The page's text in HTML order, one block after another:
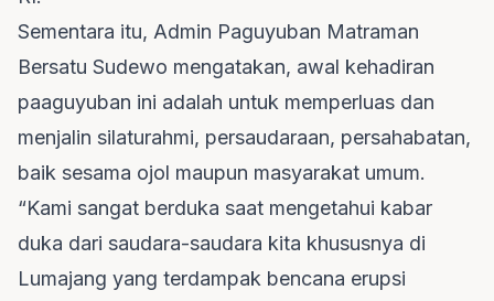
Sementara itu, Admin Paguyuban Matraman
Bersatu Sudewo mengatakan, awal kehadiran
paaguyuban ini adalah untuk memperluas dan
menjalin silaturahmi, persaudaraan, persahabatan,
baik sesama ojol maupun masyarakat umum.
“Kami sangat berduka saat mengetahui kabar
duka dari saudara-saudara kita khususnya di
Lumajang yang terdampak bencana erupsi